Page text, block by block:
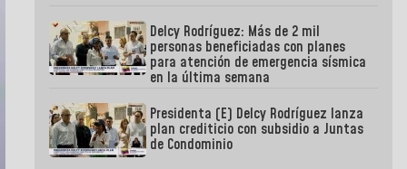
Delcy Rodríguez: Más de 2 mil
personas beneficiadas con planes
para atención de emergencia sísmica
en la última semana
Presidenta (E) Delcy Rodríguez lanza
plan crediticio con subsidio a Juntas
de Condominio